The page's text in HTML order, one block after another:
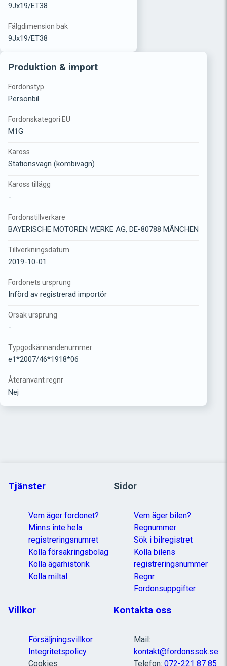
9Jx19/ET38
Fälgdimension bak
9Jx19/ET38
Produktion & import
Fordonstyp
Personbil
Fordonskategori EU
M1G
Kaross
Stationsvagn (kombivagn)
Kaross tillägg
-
Fordonstillverkare
BAYERISCHE MOTOREN WERKE AG, DE-80788 MÅNCHEN
Tillverkningsdatum
2019-10-01
Fordonets ursprung
Införd av registrerad importör
Orsak ursprung
-
Typgodkännandenummer
e1*2007/46*1918*06
Återanvänt regnr
Nej
Tjänster
Vem äger fordonet?
Minns inte hela
registreringsnumret
Kolla försäkringsbolag
Kolla ägarhistorik
Kolla miltal
Sidor
Vem äger bilen?
Regnummer
Sök i bilregistret
Kolla bilens
registreringsnummer
Regnr
Fordonsuppgifter
Villkor
Försäljningsvillkor
Integritetspolicy
Cookies
Kontakta oss
Mail:
kontakt@fordonssok.se
Telefon: 072-221 87 85